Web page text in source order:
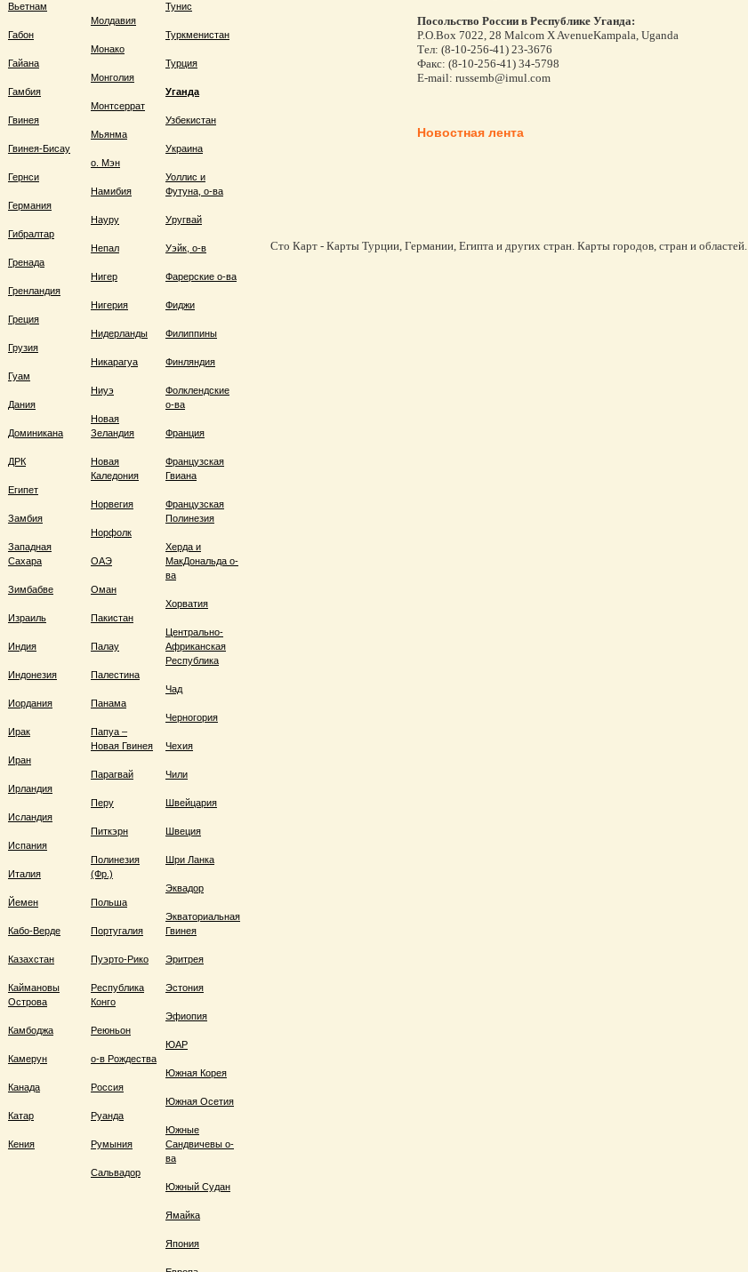
Вьетнам
Габон
Гайана
Гамбия
Гвинея
Гвинея-Бисау
Гернси
Германия
Гибралтар
Гренада
Гренландия
Греция
Грузия
Гуам
Дания
Доминикана
ДРК
Египет
Замбия
Западная
Сахара
Зимбабве
Израиль
Индия
Индонезия
Иордания
Ирак
Иран
Ирландия
Исландия
Испания
Италия
Йемен
Кабо-Верде
Казахстан
Каймановы
Острова
Камбоджа
Камерун
Канада
Катар
Кения
Молдавия
Монако
Монголия
Монтсеррат
Мьянма
о. Мэн
Намибия
Науру
Непал
Нигер
Нигерия
Нидерланды
Никарагуа
Ниуэ
Новая
Зеландия
Новая
Каледония
Норвегия
Норфолк
ОАЭ
Оман
Пакистан
Палау
Палестина
Панама
Папуа –
Новая Гвинея
Парагвай
Перу
Питкэрн
Полинезия
(Фр.)
Польша
Португалия
Пуэрто-Рико
Республика
Конго
Реюньон
о-в Рождества
Россия
Руанда
Румыния
Сальвадор
Тунис
Туркменистан
Турция
Уганда
Узбекистан
Украина
Уоллис и
Футуна, о-ва
Уругвай
Уэйк, о-в
Фарерские о-ва
Фиджи
Филиппины
Финляндия
Фолклендские
о-ва
Франция
Французская
Гвиана
Французская
Полинезия
Херда и
МакДональда о-
ва
Хорватия
Центрально-
Африканская
Республика
Чад
Черногория
Чехия
Чили
Швейцария
Швеция
Шри Ланка
Эквадор
Экваториальная
Гвинея
Эритрея
Эстония
Эфиопия
ЮАР
Южная Корея
Южная Осетия
Южные
Сандвичевы о-
ва
Южный Судан
Ямайка
Япония
Посольство России в Республике Уганда:
P.O.Box 7022, 28 Malcom X AvenueKampala, Uganda
Тел: (8-10-256-41) 23-3676
Факс: (8-10-256-41) 34-5798
E-mail: russemb@imul.com
Новостная лента
Сто Карт - Карты Турции, Германии, Египта и других стран. Карты городов, стран и областей.